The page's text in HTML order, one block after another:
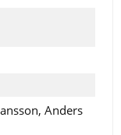
Anders